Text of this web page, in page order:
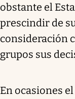
obstante el
prescindir de
consideración
grupos sus
En ocasiones